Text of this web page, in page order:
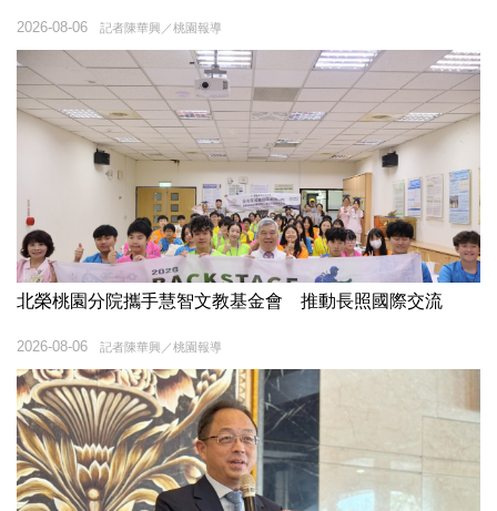
記者陳華興／桃園報導
2026-08-06
北榮桃園分院攜手慧智文教基金會 推動長照國際交流
記者陳華興／桃園報導
2026-08-06